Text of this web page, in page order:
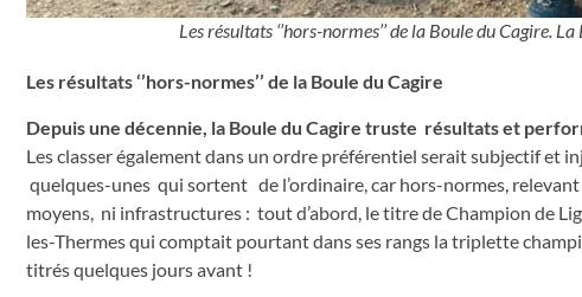
Les résultats ‘’hors-normes’’ de la Boule du Cagire.
Les résultats ‘’hors-normes’’ de la Boule
Depuis une décennie, la Boule du Cagire truste résultats et
Les classer également dans un ordre préférentiel serait subjectif et
quelques-unes qui sortent de l’ordinaire, car hors-normes,
moyens, ni infrastructures : tout d’abord, le titre de Champion de
les-Thermes qui comptait pourtant dans ses rangs la triplette
titrés quelques jours avant !